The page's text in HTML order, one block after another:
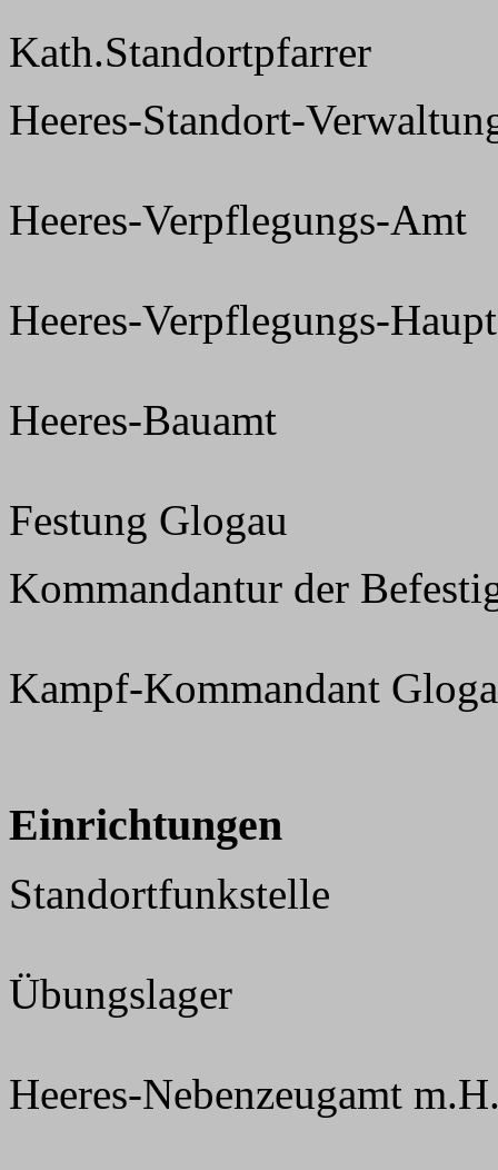
Kath.Standortpfarrer
Heeres-Standort-
Heeres-Verpflegungs-Amt
Heeres-Verpflegungs-
Heeres-Bauamt
Festung Glogau
Kommandantur der
Kampf-Kommandant
Einrichtungen
Standortfunkstelle
Übungslager
Heeres-Nebenzeugamt